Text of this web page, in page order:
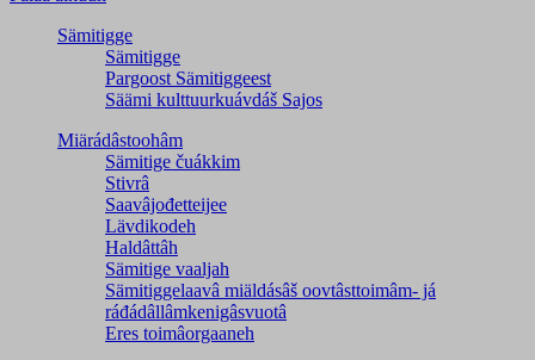
Sämitigge
Sämitigge
Pargoost Sämitiggeest
Säämi kulttuurkuávdáš Sajos
Miärádâstoohâm
Sämitige čuákkim
Stivrâ
Saavâjođetteijee
Lävdikodeh
Haldâttâh
Sämitige vaaljah
Sämitiggelaavâ miäldásâš oovtâsttoimâm- já
ráđádâllâmkenigâsvuotâ
Eres toimâorgaaneh